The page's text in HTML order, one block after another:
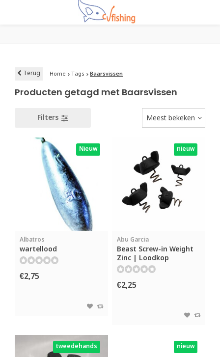
Terug Home Tags Baarsvissen
Producten getagd met Baarsvissen
Filters Meest bekeken
Nieuw
Albatros
wartellood
€2,75
nieuw
Abu Garcia
Beast Screw-in Weight
Zinc | Loodkop
€2,25
tweedehands nieuw